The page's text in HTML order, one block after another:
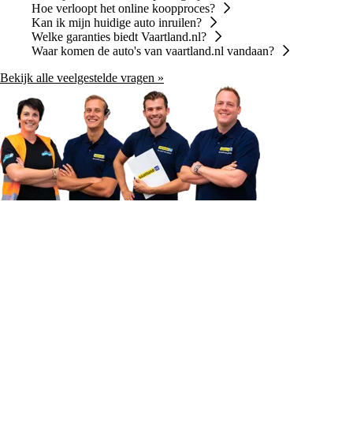
Hoe verloopt het online koopproces?
Kan ik mijn huidige auto inruilen?
Welke garanties biedt Vaartland.nl?
Waar komen de auto's van vaartland.nl vandaan?
Bekijk alle veelgestelde vragen »